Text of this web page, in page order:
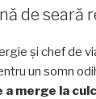
de seară
și chef de
un somn
a merge la